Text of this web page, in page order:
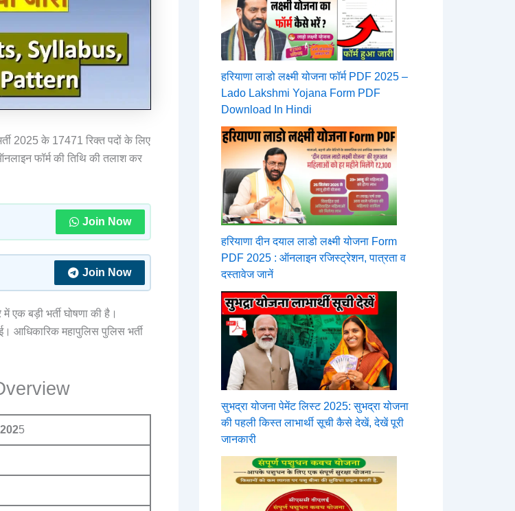
2025 के 17471 रिक्त पदों के लिए
फॉर्म की तिथि की तलाश कर
Join Now
Join Now
एक बड़ी भर्ती घोषणा की है।
आधिकारिक महापुलिस पुलिस भर्ती
5
हरियाणा लाडो लक्ष्मी योजना फॉर्म PDF 2025 –
Lado Lakshmi Yojana Form PDF
Download In Hindi
हरियाणा दीन दयाल लाडो लक्ष्मी योजना Form
PDF 2025 : ऑनलाइन रजिस्ट्रेशन, पात्रता व
दस्तावेज जानें
सुभद्रा योजना पेमेंट लिस्ट 2025: सुभद्रा योजना
की पहली किस्त लाभार्थी सूची कैसे देखें, देखें पूरी
जानकारी